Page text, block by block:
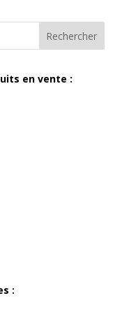
Rechercher
en vente :
: